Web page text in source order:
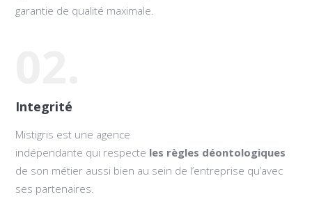
garantie de qualité maximale.
Integrité
Mistigris est une agence
indépendante qui respecte les règles déontologiques
de son métier aussi bien au sein de l’entreprise qu’avec
ses partenaires.